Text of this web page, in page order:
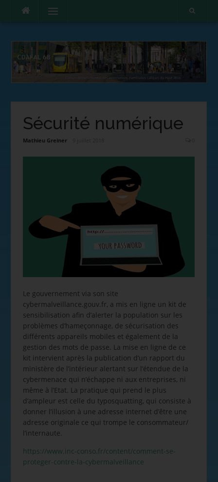
Menu
Sécurité numérique
Mathieu Greiner
Le gouvernement via son site
cybermalveillance.gouv.fr, a mis en ligne un kit de
sensibilisation afin d’alerter la population sur les
problèmes d’hameçonnage, de sécurisation des
différents appareils mobiles et également de la
gestion des mots de passe. La mise en ligne de ce
kit intervient après la publication d’un rapport du
ministère de l’intérieur alertant sur l’étendue de la
cybermenace qui n’échappe ni aux entreprises, ni
même à l’Etat. La pratique qui prend le plus
d’ampleur est celle du typosquatting, qui consiste à
donner l’illusion à une adresse internet d’être une
adresse originale ce qui trompe le consommateur/
l’internaute.
https://www.inc-conso.fr/content/comment-se-
proteger-contre-la-cybermalveillance